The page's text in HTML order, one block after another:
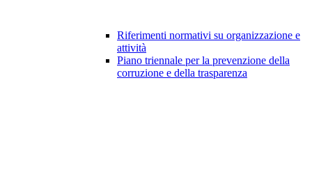
Riferimenti normativi su organizzazione e
attività
Piano triennale per la prevenzione della
corruzione e della trasparenza